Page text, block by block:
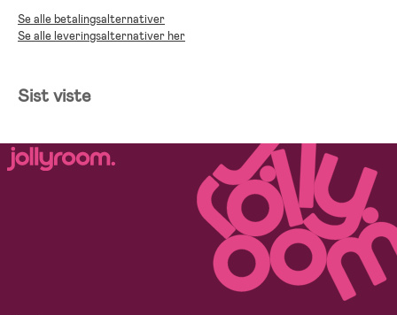
Se alle betalingsalternativer
Se alle leveringsalternativer her
Sist viste